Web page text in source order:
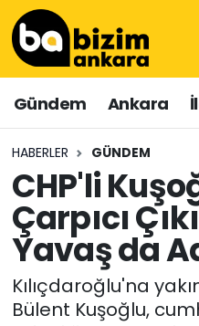
Gündem Ankara
HABERLER GÜNDEM
CHP'li
Çarpıcı
Yavaş da
Kılıçdaroğlu'na
Bülent Kuşoğlu,
Hava Durumu
Trafik Durumu
Süper Lig Puan
Tüm Manşetler
Son Dakika
Haber Arşivi